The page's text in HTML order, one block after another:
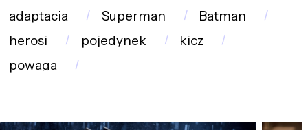
adaptacja
Superman
Batman
herosi
pojedynek
kicz
powaga